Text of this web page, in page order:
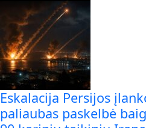
Eskalacija Persijos
paliaubas paskelbė